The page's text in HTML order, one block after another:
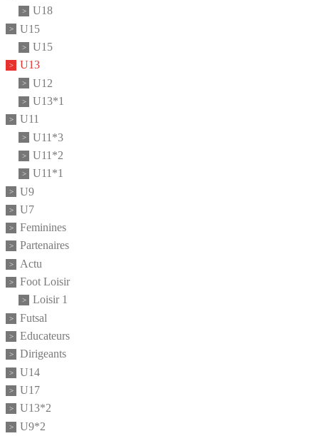
U18
U15
U15
U13
U12
U13*1
U11
U11*3
U11*2
U11*1
U9
U7
Feminines
Partenaires
Actu
Foot Loisir
Loisir 1
Futsal
Educateurs
Dirigeants
U14
U17
U13*2
U9*2